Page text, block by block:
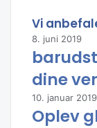
Vi
8. juni 2019
dine
10. januar 2019
Oplev